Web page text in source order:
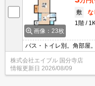
画像：23枚
敷
な
1階
1K
バス・トイレ別。角部屋
株式会社エイブル 国分寺店
情報更新日 2026/08/09